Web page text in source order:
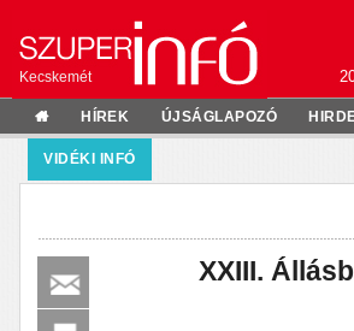
Kecskemét
HÍREK ÚJSÁGLAPOZÓ
VIDÉKI INFÓ
XXIII.